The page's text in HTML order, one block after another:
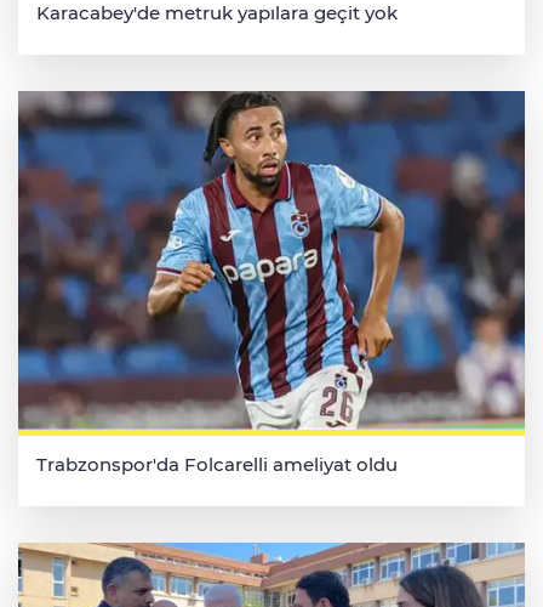
Karacabey'de metruk yapılara geçit yok
Trabzonspor'da Folcarelli ameliyat oldu